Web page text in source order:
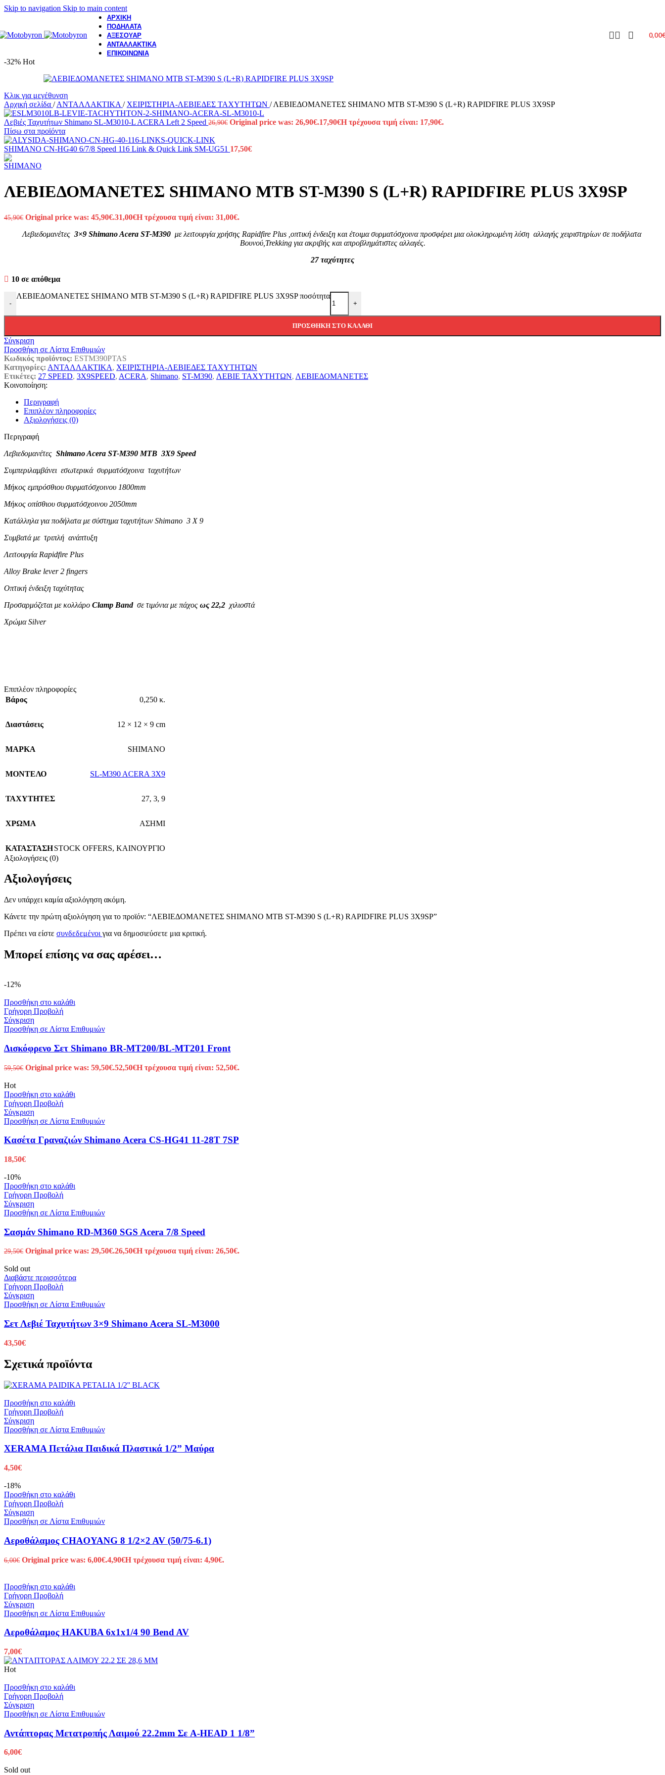
Skip to navigation Skip to main content
ΑΡΧΙΚΗ
ΠΟΔΗΛΑΤΑ
ΑΞΕΣΟΥΑΡ
ΑΝΤΑΛΛΑΚΤΙΚΑ
ΕΠΙΚΟΙΝΩΝΙΑ
0,00
-32% Hot
Κλικ για μεγέθυνση
Αρχική σελίδα / ΑΝΤΑΛΛΑΚΤΙΚΑ / ΧΕΙΡΙΣΤΗΡΙΑ-ΛΕΒΙΕΔΕΣ ΤΑΧΥΤΗΤΩΝ / ΛΕΒΙΕΔΟΜΑΝΕΤΕΣ SHIMANO MTB ST-M390 S (L+R) RAPIDFIRE PLUS 3Χ9SP
Λεβιές Ταχυτήτων Shimano SL-M3010-L ACERA Left 2 Speed 26,90€ Original price was: 26,90€.17,90€Η τρέχουσα τιμή είναι: 17,90€.
Πίσω στα προϊόντα
SHIMANO CN-HG40 6/7/8 Speed 116 Link & Quick Link SM-UG51 17,50€
ΛΕΒΙΕΔΟΜΑΝΕΤΕΣ SHIMANO MTB ST-M390 S (L+R) RAPIDFIRE PLUS 3Χ9SP
45,90€ Original price was: 45,90€.31,00€Η τρέχουσα τιμή είναι: 31,00€.
Λεβιεδομανέτες 3×9 Shimano Acera ST-M390με λειτουργία χρήσης Rapidfire Plus ,οπτική ένδειξη και έτοιμα συρματόσχοινα προσφέρει μια ολοκληρωμένη λύση αλλαγής χειριστηρίων σε ποδήλατα
Βουνού,Trekking για ακριβής και απροβλημάτιστες αλλαγές.
27 ταχύτητες
10 σε απόθεμα
-
ΛΕΒΙΕΔΟΜΑΝΕΤΕΣ SHIMANO MTB ST-M390 S (L+R) RAPIDFIRE PLUS 3Χ9SP ποσότητα
+
ΠΡΟΣΘΉΚΗ ΣΤΟ ΚΑΛΆΘΙ
Σύγκριση
Προσθήκη σε Λίστα Επιθυμιών
Κωδικός προϊόντος: ESTM390PTAS
Κατηγορίες: ΑΝΤΑΛΛΑΚΤΙΚΑ, ΧΕΙΡΙΣΤΗΡΙΑ-ΛΕΒΙΕΔΕΣ ΤΑΧΥΤΗΤΩΝ
Ετικέτες: 27 SPEED, 3X9SPEED, ACERA, Shimano, ST-M390, ΛΕΒΙΕ ΤΑΧΥΤΗΤΩΝ, ΛΕΒΙΕΔΟΜΑΝΕΤΕΣ
Κοινοποίηση:
Περιγραφή
Επιπλέον πληροφορίες
Αξιολογήσεις (0)
Περιγραφή
Λεβιεδομανέτες Shimano Acera ST-M390 MTB 3X9 Speed
Συμπεριλαμβάνει εσωτερικά συρματόσχοινα ταχυτήτων
Μήκος εμπρόσθιου συρματόσχοινου 1800mm
Μήκος οπίσθιου συρματόσχοινου 2050mm
Κατάλληλα για ποδήλατα με σύστημα ταχυτήτων Shimano 3 X 9
Συμβατά με τριπλή ανάπτυξη
Λειτουργία Rapidfire Plus
Alloy Brake lever 2 fingers
Οπτική ένδειξη ταχύτητας
Προσαρμόζεται με κολλάρο Clamp Bandσε τιμόνια με πάχος ως 22,2 χιλιοστά
Χρώμα Silver
Επιπλέον πληροφορίες
Βάρος
0,250 κ.
Διαστάσεις 12 × 12 × 9 cm
ΜΑΡΚΑ SHIMANO
ΜΟΝΤΕΛΟ SL-M390 ACERA 3X9
ΤΑΧΥΤΗΤΕΣ 27, 3, 9
ΧΡΩΜΑ ΑΣΗΜΙ
ΚΑΤΑΣΤΑΣΗSTOCK OFFERS, ΚΑΙΝΟΥΡΓΙΟ
Αξιολογήσεις (0)
Αξιολογήσεις
Δεν υπάρχει καμία αξιολόγηση ακόμη.
Κάνετε την πρώτη αξιολόγηση για το προϊόν: “ΛΕΒΙΕΔΟΜΑΝΕΤΕΣ SHIMANO MTB ST-M390 S (L+R) RAPIDFIRE PLUS 3Χ9SP”
Πρέπει να είστε συνδεδεμένοι για να δημοσιεύσετε μια κριτική.
Μπορεί επίσης να σας αρέσει…
-12%
Προσθήκη στο καλάθι
Γρήγορη Προβολή
Σύγκριση
Προσθήκη σε Λίστα Επιθυμιών
Δισκόφρενο Σετ Shimano BR-MT200/BL-MT201 Front
59,50€ Original price was: 59,50€.52,50€Η τρέχουσα τιμή είναι: 52,50€.
Hot
Προσθήκη στο καλάθι
Γρήγορη Προβολή
Σύγκριση
Προσθήκη σε Λίστα Επιθυμιών
Κασέτα Γραναζιών Shimano Acera CS-HG41 11-28T 7SP
18,50€
-10%
Προσθήκη στο καλάθι
Γρήγορη Προβολή
Σύγκριση
Προσθήκη σε Λίστα Επιθυμιών
Σασμάν Shimano RD-M360 SGS Acera 7/8 Speed
29,50€ Original price was: 29,50€.26,50€Η τρέχουσα τιμή είναι: 26,50€.
Sold out
Διαβάστε περισσότερα
Γρήγορη Προβολή
Σύγκριση
Προσθήκη σε Λίστα Επιθυμιών
Σετ Λεβιέ Ταχυτήτων 3×9 Shimano Acera SL-M3000
43,50€
Σχετικά προϊόντα
Προσθήκη στο καλάθι
Γρήγορη Προβολή
Σύγκριση
Προσθήκη σε Λίστα Επιθυμιών
XERAMA Πετάλια Παιδικά Πλαστικά 1/2” Μαύρα
4,50€
-18%
Προσθήκη στο καλάθι
Γρήγορη Προβολή
Σύγκριση
Προσθήκη σε Λίστα Επιθυμιών
Αεροθάλαμος CHAOYANG 8 1/2×2 AV (50/75-6.1)
6,00€ Original price was: 6,00€.4,90€Η τρέχουσα τιμή είναι: 4,90€.
Προσθήκη στο καλάθι
Γρήγορη Προβολή
Σύγκριση
Προσθήκη σε Λίστα Επιθυμιών
Αεροθάλαμος HAKUBA 6x1x1/4 90 Bend AV
7,00€
Hot
Προσθήκη στο καλάθι
Γρήγορη Προβολή
Σύγκριση
Προσθήκη σε Λίστα Επιθυμιών
Αντάπτορας Μετατροπής Λαιμού 22.2mm Σε A-HEAD 1 1/8”
6,00€
Sold out